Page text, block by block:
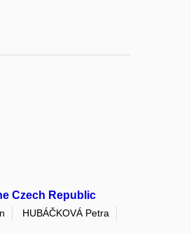
Czech Republic
HUBÁČKOVÁ Petra